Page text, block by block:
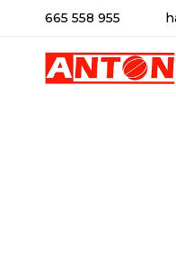
665 558 955